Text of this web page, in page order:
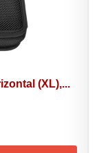
(XL),...